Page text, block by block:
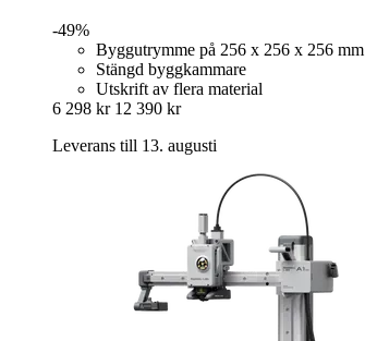
-49%
Byggutrymme på 256 x 256 x 256 mm
Stängd byggkammare
Utskrift av flera material
6 298 kr 12 390 kr
Leverans till 13. augusti